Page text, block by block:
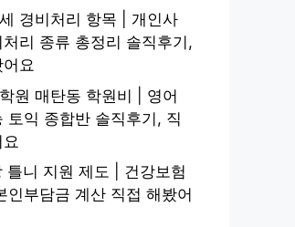
경비처리 항목 | 개인사
리 종류 총정리 솔직후기,
요
원 매탄동 학원비 | 영어
토익 종합반 솔직후기, 직
틀니 지원 제도 | 건강보험
인부담금 계산 직접 해봤어